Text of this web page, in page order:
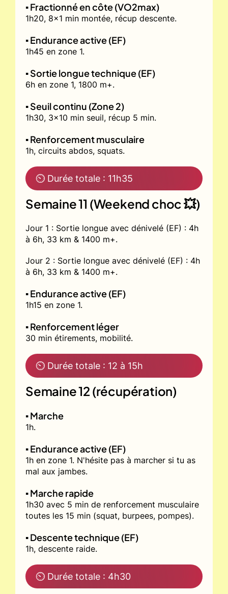
▪️ Fractionné en côte (VO2max)
1h20, 8x1 min montée, récup descente.
▪️ Endurance active (EF)
1h45 en zone 1.
▪️ Sortie longue technique (EF)
6h en zone 1, 1800 m+.
▪️ Seuil continu (Zone 2)
1h30, 3x10 min seuil, récup 5 min.
▪️ Renforcement musculaire
1h, circuits abdos, squats.
⏲ Durée totale : 11h35
Semaine 11 (Weekend choc 💥)
Jour 1 : Sortie longue avec dénivelé (EF) : 4h
à 6h, 33 km & 1400 m+.
Jour 2 : Sortie longue avec dénivelé (EF) : 4h
à 6h, 33 km & 1400 m+.
▪️ Endurance active (EF)
1h15 en zone 1.
▪️ Renforcement léger
30 min étirements, mobilité.
⏲ Durée totale : 12 à 15h
Semaine 12 (récupération)
▪️ Marche
1h.
▪️ Endurance active (EF)
1h en zone 1. N'hésite pas à marcher si tu as
mal aux jambes.
▪️ Marche rapide
1h30 avec 5 min de renforcement musculaire
toutes les 15 min (squat, burpees, pompes).
▪️ Descente technique (EF)
1h, descente raide.
⏲ Durée totale : 4h30